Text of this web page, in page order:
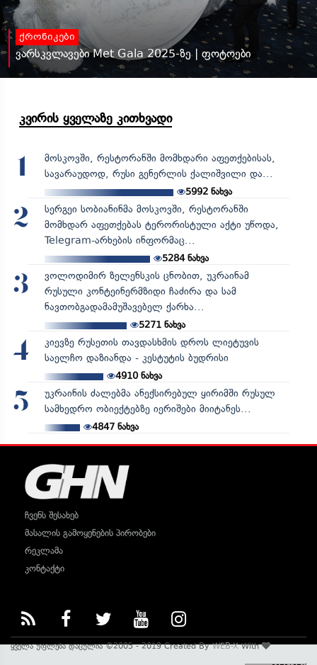
ქრონიკები
ვარსკვლავები Met Gala 2025-ზე | ფოტოები
კვირის ყველაზე კითხვადი
1
მოსკოვში, რესტორანში მომხდარი აფეთქებისას,
სავარაუდოდ, რუსი გენერლის ქალიშვილი და...
5992 ნახვა
2
სერგეი სობიანინმა მოსკოვში, რესტორანში
მომხდარ აფეთქებას ტერორისტული აქტი უწოდა,
Telegram-არხების ინფორმაც...
5284ნახვა
3
ვოლოდიმირ ზელენსკის ცნობით, უკრაინამ
რუსული კონტეინერმზიდი ჩაძირა და სამ
ნავთობგადამამუშავებელ ქარხა...
5271ნახვა
4
კიევზე რუსეთის თავდასხმის დროს ლიეტუვის
საელჩო დაზიანდა - კესტუტის ბუდრისი
4910ნახვა
5
უკრაინის ძალებმა ანექსირებულ ყირიმში რუსულ
სამხედრო ობიექტებზე იერიშები მიიტანეს...
4847ნახვა
ჩვენს შესახებ
მასალის გამოყენების პირობები
რეკლამა
კონტაქტი
ყველა უფლება დაცულია ©2005 - 2019 Created ByWEB-XWith